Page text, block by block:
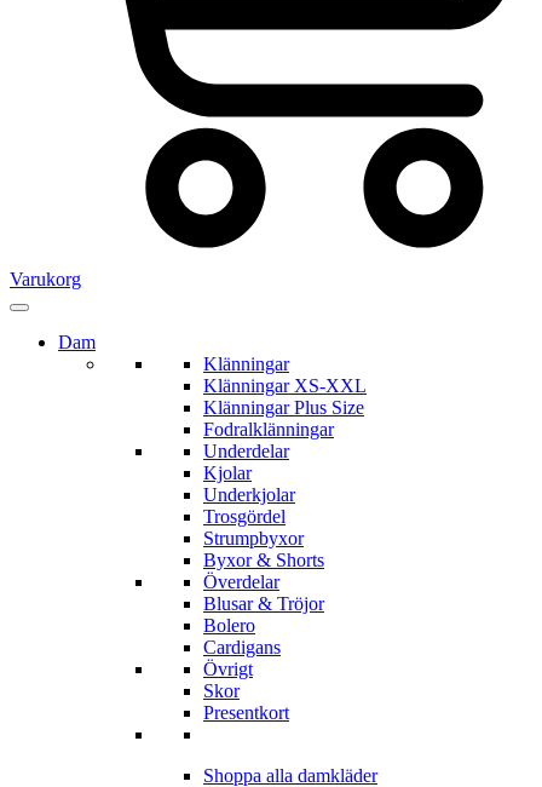
Varukorg
Dam
Klänningar
Klänningar XS-XXL
Klänningar Plus Size
Fodralklänningar
Underdelar
Kjolar
Underkjolar
Trosgördel
Strumpbyxor
Byxor & Shorts
Överdelar
Blusar & Tröjor
Bolero
Cardigans
Övrigt
Skor
Presentkort
Shoppa alla damkläder